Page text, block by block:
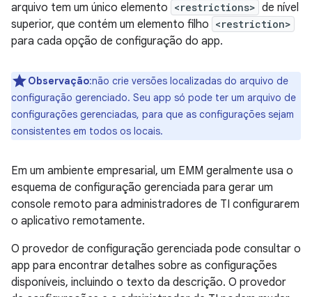
arquivo tem um único elemento <restrictions> de nível
superior, que contém um elemento filho <restriction>
para cada opção de configuração do app.
Observação:não crie versões localizadas do arquivo de
configuração gerenciado. Seu app só pode ter um arquivo de
configurações gerenciadas, para que as configurações sejam
consistentes em todos os locais.
Em um ambiente empresarial, um EMM geralmente usa o
esquema de configuração gerenciada para gerar um
console remoto para administradores de TI configurarem
o aplicativo remotamente.
O provedor de configuração gerenciada pode consultar o
app para encontrar detalhes sobre as configurações
disponíveis, incluindo o texto da descrição. O provedor